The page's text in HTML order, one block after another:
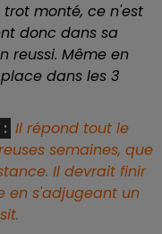
trot monté, ce n'est
donc dans sa
reussi. Même en
dans les 3
: Il répond tout le
semaines, que
Il devrait finir
en s'adjugeant un